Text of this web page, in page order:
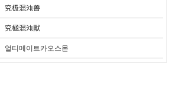
究极混沌兽
究極混沌獸
얼티메이트카오스몬